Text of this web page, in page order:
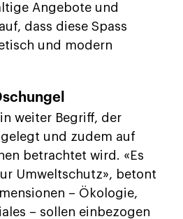
Angebote und
dass diese Spass
und modern
weiter Begriff, der
und zudem auf
betrachtet wird. «Es
Umweltschutz», betont
– Ökologie,
– sollen einbezogen